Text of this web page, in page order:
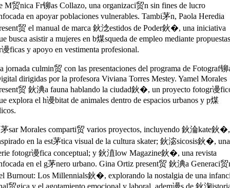
M贸nica Fr铆as Collazo, una organizaci贸n sin fines de lucro
en apoyar poblaciones vulnerables. Tambi茅n, Paola Heredia
贸 el manual de marca 鈥淰estidos de Poder鈥�, una iniciativa
busca asistir a mujeres en b煤squeda de empleo mediante
谩ficas y apoyo en vestimenta profesional.
jornada culmin贸 con las presentaciones del programa de Fotograf铆
dirigidas por la profesoraViviana Torres Mestey. Yamel Morales
贸 鈥淟a fauna hablando la ciudad鈥�, un proyecto fotogr谩
explora el h谩bitat de animales dentro de espacios urbanos y p煤
sar Morales comparti贸 varios proyectos, incluyendo 鈥淪kate鈥�,
en la est茅tica visual de la cultura skater; 鈥淧sicosis鈥�, una
fotogr谩fica conceptual; y 鈥淔low Magazine鈥�, una revista
en el g茅nero urbano. Gina Ortiz present贸 鈥淟a Generaci贸
Burnout: Los Millennials鈥�, explorando la nostalgia de una
贸gica y el agotamiento emocional y laboral, adem谩s de 鈥淗